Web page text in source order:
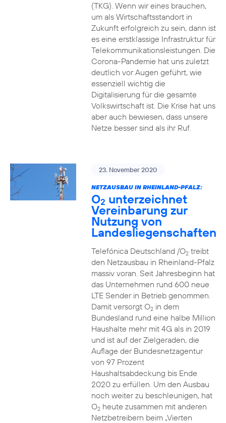
(TKG). Wenn wir eines brauchen,
um als Wirtschaftsstandort in
Zukunft erfolgreich zu sein, dann ist
es eine erstklassige Infrastruktur für
Telekommunikationsleistungen. Die
Corona-Pandemie hat uns zuletzt
deutlich vor Augen geführt, wie
essenziell wichtig die
Digitalisierung für die gesamte
Volkswirtschaft ist. Die Krise hat uns
aber auch bewiesen, dass unsere
Netze besser sind als ihr Ruf.
23. November 2020
NETZAUSBAU IN RHEINLAND-PFALZ:
O2 unterzeichnet
Vereinbarung zur
Nutzung von
Landesliegenschaften
Telefónica Deutschland /O2treibt
den Netzausbau in Rheinland-Pfalz
massiv voran. Seit Jahresbeginn hat
das Unternehmen rund 600 neue
LTE Sender in Betrieb genommen.
Damit versorgt O2in dem
Bundesland rund eine halbe Million
Haushalte mehr mit 4G als in 2019
und ist auf der Zielgeraden, die
Auflage der Bundesnetzagentur
von 97 Prozent
Haushaltsabdeckung bis Ende
2020 zu erfüllen. Um den Ausbau
noch weiter zu beschleunigen, hat
O2heute zusammen mit anderen
Netzbetreibern beim „Vierten